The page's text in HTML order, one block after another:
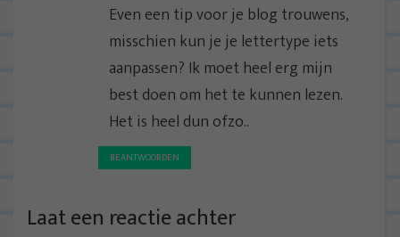
Even een tip voor je blog trouwens,
misschien kun je je lettertype iets
aanpassen? Ik moet heel erg mijn
best doen om het te kunnen lezen.
Het is heel dun ofzo..
BEANTWOORDEN
Laat een reactie achter